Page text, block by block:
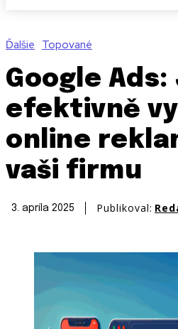
Ďalšie Topované
Google Ads:
efektivně
online
vaši firmu
3. apríla 2025 Publikoval: